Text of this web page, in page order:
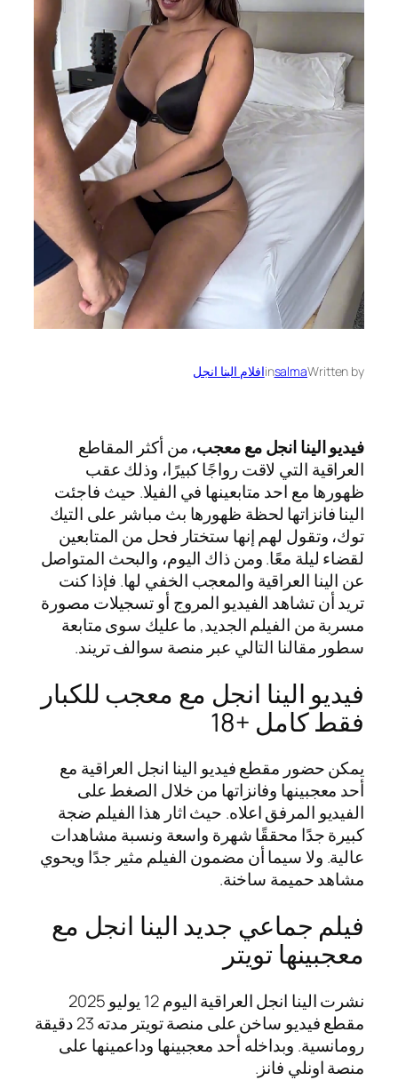
Written by
salma
inافلام الينا انجل
فيديو الينا انجل مع معجب، من أكثر المقاطع
العراقية التي لاقت رواجًا كبيرًا، وذلك عقب
ظهورها مع احد متابعينها في الفيلا. حيث فاجئت
الينا فانزاتها لحظة ظهورها بث مباشر على التيك
توك، وتقول لهم إنها ستختار فحل من المتابعين
لقضاء ليلة معًا. ومن ذاك اليوم، والبحث المتواصل
عن الينا العراقية والمعجب الخفي لها. فإذا كنت
تريد أن تشاهد الفيديو المروج أو تسجيلات مصورة
مسربة من الفيلم الجديد, ما عليك سوى متابعة
سطور مقالنا التالي عبر منصة سوالف تريند.
فيديو الينا انجل مع معجب للكبار
فقط كامل +18
يمكن حضور مقطع فيديو الينا انجل العراقية مع
أحد معجبينها وفانزاتها من خلال الصغط على
الفيديو المرفق اعلاه. حيث اثار هذا الفيلم ضجة
كبيرة جدًا محققًا شهرة واسعة ونسبة مشاهدات
عالية. ولا سيما أن مضمون الفيلم مثير جدًا ويحوي
مشاهد حميمة ساخنة.
فيلم جماعي جديد الينا انجل مع
معجبينها تويتر
نشرت الينا انجل العراقية اليوم 12 يوليو 2025
مقطع فيديو ساخن على منصة تويتر مدته 23 دقيقة
رومانسية. وبداخله أحد معجبينها وداعمينها على
منصة اونلي فانز.